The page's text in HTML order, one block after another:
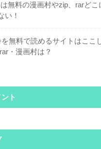
無料の漫画村やzip、rarどこ
い！
無料で読めるサイトはここ
・漫画村は？
ト